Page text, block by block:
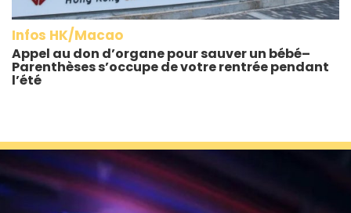
Infos HK/Macao
Appel au don d’organe pour sauver un bébé–
Parenthèses s’occupe de votre rentrée pendant
l’été